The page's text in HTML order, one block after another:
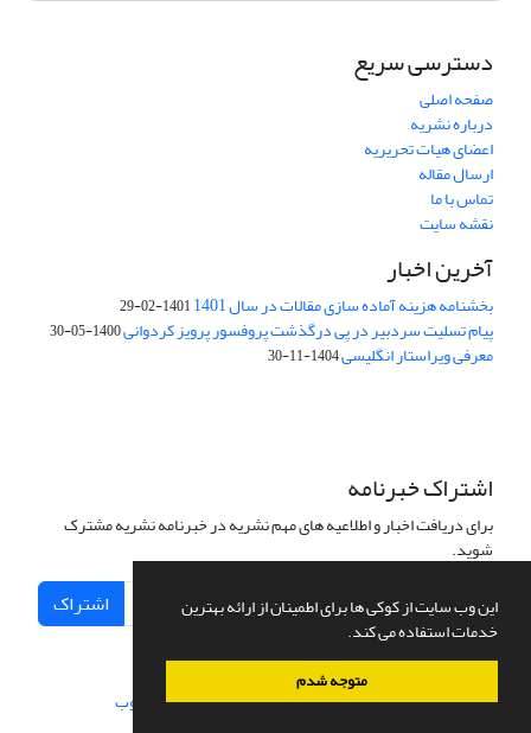
این وب سایت از کوکی ها برای اطمینان از ارائه بهترین
خدمات استفاده می کند.
متوجه شدم
دسترسی سریع
صفحه اصلی
درباره نشریه
اعضای هیات تحریریه
ارسال مقاله
تماس با ما
نقشه سایت
آخرین اخبار
بخشنامه هزینه آماده سازی مقالات در سال 1401 1401-02-29
پیام تسلیت سردبیر در پی درگذشت پروفسور پرویز کردوانی1400-05-30
معرفی ویراستار انگلیسی1404-11-30
اشتراک خبرنامه
برای دریافت اخبار و اطلاعیه های مهم نشریه در خبرنامه نشریه مشترک
شوید.
اشتراک
سامانه مدیریت نشریات علمی.طراحی و پیاده سازی از سیناوب